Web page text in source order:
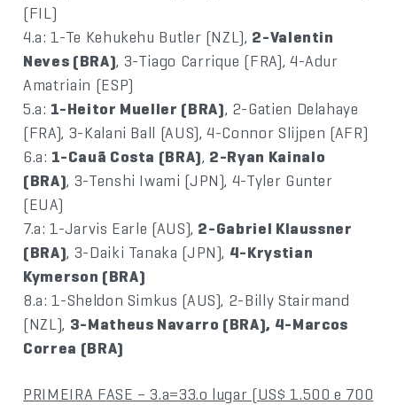
(FIL)
4.a: 1-Te Kehukehu Butler (NZL), 2-Valentin
Neves (BRA), 3-Tiago Carrique (FRA), 4-Adur
Amatriain (ESP)
5.a: 1-Heitor Mueller (BRA), 2-Gatien Delahaye
(FRA), 3-Kalani Ball (AUS), 4-Connor Slijpen (AFR)
6.a: 1-Cauã Costa (BRA), 2-Ryan Kainalo
(BRA), 3-Tenshi Iwami (JPN), 4-Tyler Gunter
(EUA)
7.a: 1-Jarvis Earle (AUS), 2-Gabriel Klaussner
(BRA), 3-Daiki Tanaka (JPN), 4-Krystian
Kymerson (BRA)
8.a: 1-Sheldon Simkus (AUS), 2-Billy Stairmand
(NZL), 3-Matheus Navarro (BRA), 4-Marcos
Correa (BRA)
PRIMEIRA FASE – 3.a=33.o lugar (US$ 1.500 e 700